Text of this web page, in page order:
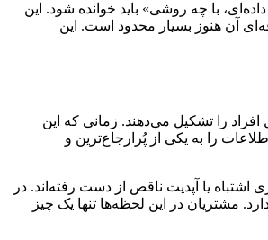
با چه روشی» باید خوانده شود. این
آن هنوز بسیار محدود است. این
را تشکیل می‌دهند. زمانی که این
را به یکی از پُرارجاع‌ترین و
یا آپدیت ناقص از دست رفته‌اند. در
مشتریان در این لحظه‌ها تنها یک چیز